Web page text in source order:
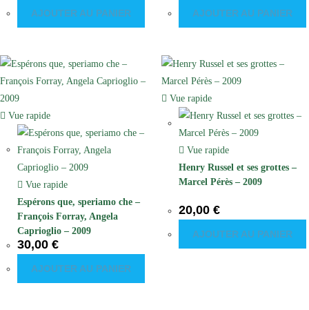
AJOUTER AU PANIER AJOUTER AU PANIER
Vue rapide
Vue rapide
Espérons que, speriamo che –
François Forray, Angela
Caprioglio – 2009
30,00 €
AJOUTER AU PANIER
Vue rapide
Vue rapide
Henry Russel et ses grottes –
Marcel Pérès – 2009
20,00 €
AJOUTER AU PANIER